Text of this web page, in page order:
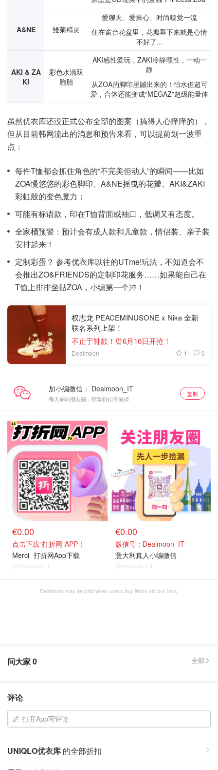
A&NE 雏菊精灵
爱聊天、爱操心、时尚嗅觉一流
住在窗台花盆里，花瓣垂下来就是心情
不好了...
AKI & ZA
KI
彩色水滴双
胞胎
AKI感性爱玩，ZAKI冷静理性，一动一
静
从ZOA的脚印里蹦出来的！怕水但超可
爱，合体还能变成“MEGAZ”超级能量体
虽然优衣库还没正式公布全部的图案（搞得人心痒痒的），
但从目前韩网流出的消息和预告来看，可以提前划一波重
点：
每件T恤都会抓住角色的“不完美但动人”的瞬间——比如
ZOA慢悠悠的彩色脚印、A&NE摇曳的花瓣、AKI&ZAKI
彩虹般的变色魔力；
可能有标语款，印在T恤背面或袖口，低调又有态度。
全家桶预警：预计会有成人款和儿童款，情侣装、亲子装
安排起来！
定制彩蛋？ 参考优衣库以往的UTme!玩法，不知道会不
会推出ZO&FRIENDS的定制印花服务……如果能自己在
T恤上排排坐贴ZOA，小编第一个冲！
权志龙 PEACEMINUSONE x Nike 全新
联名系列上架！
不止于鞋款！⏰6月16日开抢！
Dealmoon 1 0
加小编微信：
每天刷刷朋友圈，精华折扣不漏掉
复制
€0.00
点击下载“打折网”APP！
Merci 打折网App下载
@dealmoon.it
€0.00
微信号：Dealmoon_IT
意大利真人小编微信
@dealmoon.it
Dealmoon may be paid when users buy items via our links.
问大家0 全部
评论
打开App写评论
UNIQLO优衣库 的全部折扣